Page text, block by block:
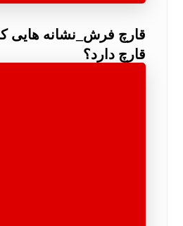
قارچ فرش_نشانه هایی
قارچ دارد؟